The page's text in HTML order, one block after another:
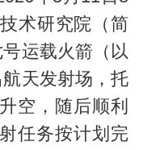
术研究院（简
运载火箭（以
航天发射场，托
空，随后顺利
任务按计划完